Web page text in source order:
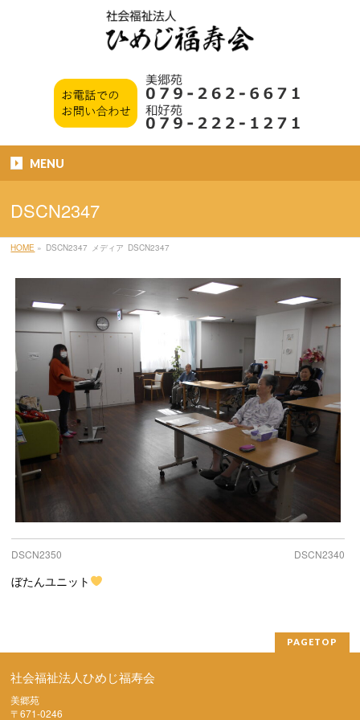
MENU
DSCN2347
HOME » DSCN2347 メディア DSCN2347
DSCN2350 DSCN2340
ぼたんユニット
PAGETOP
社会福祉法人ひめじ福寿会
美郷苑
〒671-0246